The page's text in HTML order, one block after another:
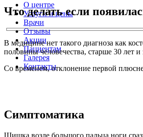
О центре
Услуги и цены
Врачи
Отзывы
Акции
Пациентам
Галерея
Контакты
Что делать если
В медицине нет такого диагноза как
половины человечества, старше 30 лет
Со временем, отклонение первой
Симптоматика
Шишка возле большого пальца ноги